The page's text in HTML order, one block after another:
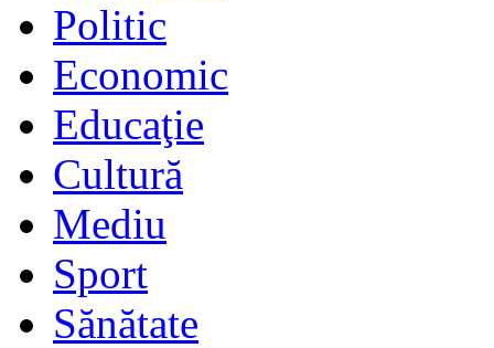
Politic
Economic
Educaţie
Cultură
Mediu
Sport
Sănătate